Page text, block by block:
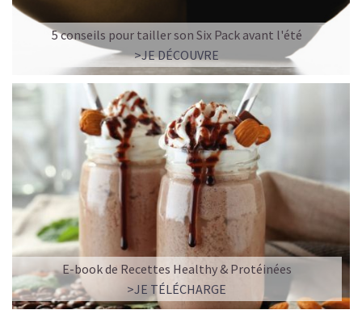
L’ALLIANCE PARFAITE ENTRE PLAISIR ET
PERFORMANCE
5 conseils pour tailler son Six Pack avant l'été
>JE DÉCOUVRE
E-book de Recettes Healthy & Protéinées
>JE TÉLÉCHARGE